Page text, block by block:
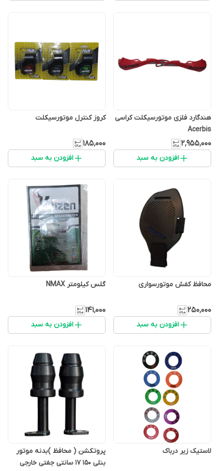
هندگارد فلزی موتورسیکلت کراسی
Acerbis
۲٬۹۵۵٬۰۰۰
افزودن به سبد
کروز کنترل موتورسیکلت
۱۸۵٬۰۰۰
افزودن به سبد
محافظ کفش موتورسواری
۲۵۰٬۰۰۰
افزودن به سبد
گلس کیلومتر NMAX
۱۴۱٬۰۰۰
افزودن به سبد
لاستیک زیر درباک
پروتکشن ( محافظ )بدنه موتور
بنلی 150 ۱۷ سانتی جفتی خارجی